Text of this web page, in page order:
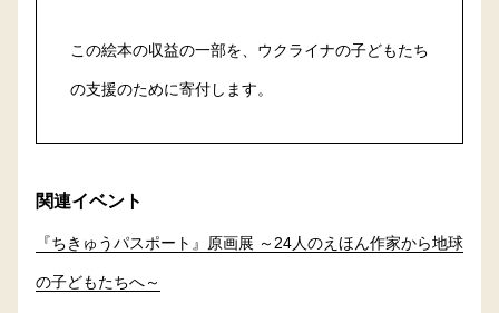
この絵本の収益の一部を、ウクライナの子どもたち
の支援のために寄付します。
関連イベント
『ちきゅうパスポート』原画展 ～24人のえほん作家から地球
の子どもたちへ～